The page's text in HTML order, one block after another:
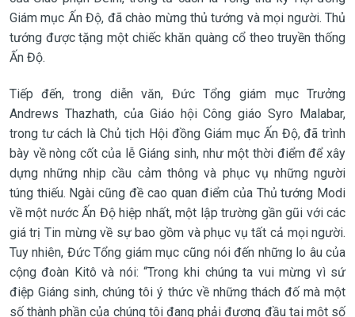
Giám mục Ấn Độ, đã chào mừng thủ tướng và mọi người. Thủ
tướng được tặng một chiếc khăn quàng cổ theo truyền thống
Ấn Độ.
Tiếp đến, trong diễn văn, Đức Tổng giám mục Trưởng
Andrews Thazhath, của Giáo hội Công giáo Syro Malabar,
trong tư cách là Chủ tịch Hội đồng Giám mục Ấn Độ, đã trình
bày về nòng cốt của lễ Giáng sinh, như một thời điểm để xây
dựng những nhịp cầu cảm thông và phục vụ những người
túng thiếu. Ngài cũng đề cao quan điểm của Thủ tướng Modi
về một nước Ấn Độ hiệp nhất, một lập trường gần gũi với các
giá trị Tin mừng về sự bao gồm và phục vụ tất cả mọi người.
Tuy nhiên, Đức Tổng giám mục cũng nói đến những lo âu của
cộng đoàn Kitô và nói: “Trong khi chúng ta vui mừng vì sứ
điệp Giáng sinh, chúng tôi ý thức về những thách đố mà một
số thành phần của chúng tôi đang phải đương đầu tại một số